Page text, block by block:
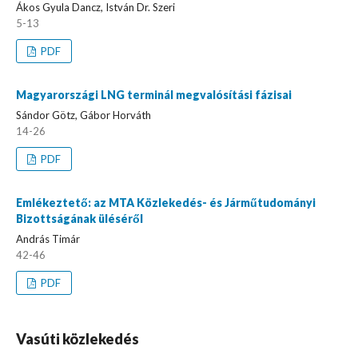
Ákos Gyula Dancz, István Dr. Szeri
5-13
PDF
Magyarországi LNG terminál megvalósítási fázisai
Sándor Götz, Gábor Horváth
14-26
PDF
Emlékeztető: az MTA Közlekedés- és Járműtudományi
Bizottságának üléséről
András Timár
42-46
PDF
Vasúti közlekedés